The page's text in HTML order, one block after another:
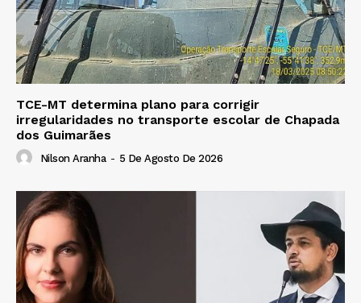
TCE-MT determina plano para corrigir
irregularidades no transporte escolar de Chapada
dos Guimarães
Nilson Aranha - 5 De Agosto De 2026